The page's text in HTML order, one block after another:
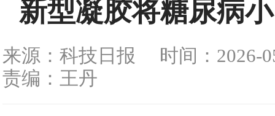
新型凝胶将糖尿病
来源：科技日报
时间：2026-
责编：王丹